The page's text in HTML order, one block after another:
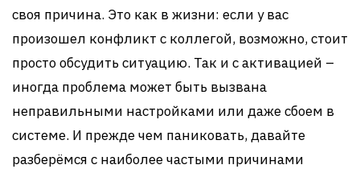
своя причина. Это как в жизни: если у вас
произошел конфликт с коллегой, возможно, стоит
просто обсудить ситуацию. Так и с активацией –
иногда проблема может быть вызвана
неправильными настройками или даже сбоем в
системе. И прежде чем паниковать, давайте
разберёмся с наиболее частыми причинами